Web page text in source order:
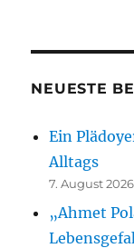
NEUESTE
Ein
Alltags
7. August 2026
„Ahmet